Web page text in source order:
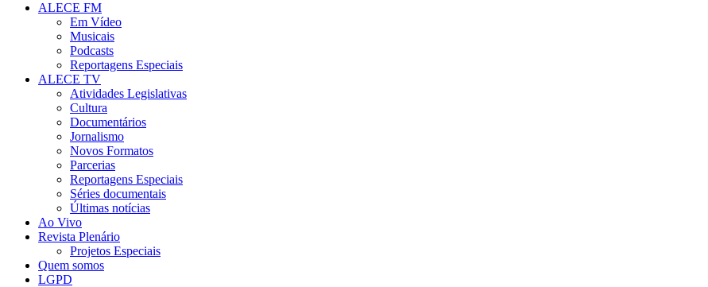
ALECE FM
Em Vídeo
Musicais
Podcasts
Reportagens Especiais
ALECE TV
Atividades Legislativas
Cultura
Documentários
Jornalismo
Novos Formatos
Parcerias
Reportagens Especiais
Séries documentais
Últimas notícias
Ao Vivo
Revista Plenário
Projetos Especiais
Quem somos
LGPD